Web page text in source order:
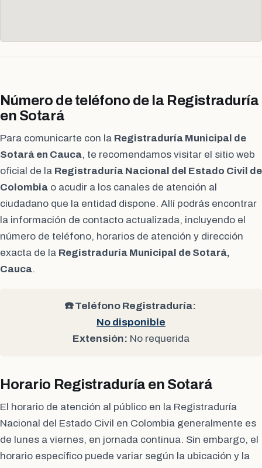
Número de teléfono de la Registraduría
en Sotará
Para comunicarte con la Registraduría Municipal de
Sotará en Cauca, te recomendamos visitar el sitio web
oficial de la Registraduría Nacional del Estado Civil de
Colombia o acudir a los canales de atención al
ciudadano que la entidad dispone. Allí podrás encontrar
la información de contacto actualizada, incluyendo el
número de teléfono, horarios de atención y dirección
exacta de la Registraduría Municipal de Sotará,
Cauca.
☎️ Teléfono Registraduría:
No disponible
Extensión: No requerida
Horario Registraduría en Sotará
El horario de atención al público en la Registraduría
Nacional del Estado Civil en Colombia generalmente es
de lunes a viernes, en jornada continua. Sin embargo, el
horario específico puede variar según la ubicación y la